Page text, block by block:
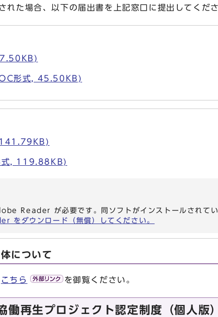
れた場合、以下の届出書を上記窓口に提出してくださ
形式, 45.50KB)
141.79KB)
式, 119.88KB)
Reader が必要です。同ソフトがインストールされて
をダウンロード（無償）してください。
について
こちら を御覧ください。
働再生プロジェクト認定制度（個人版）